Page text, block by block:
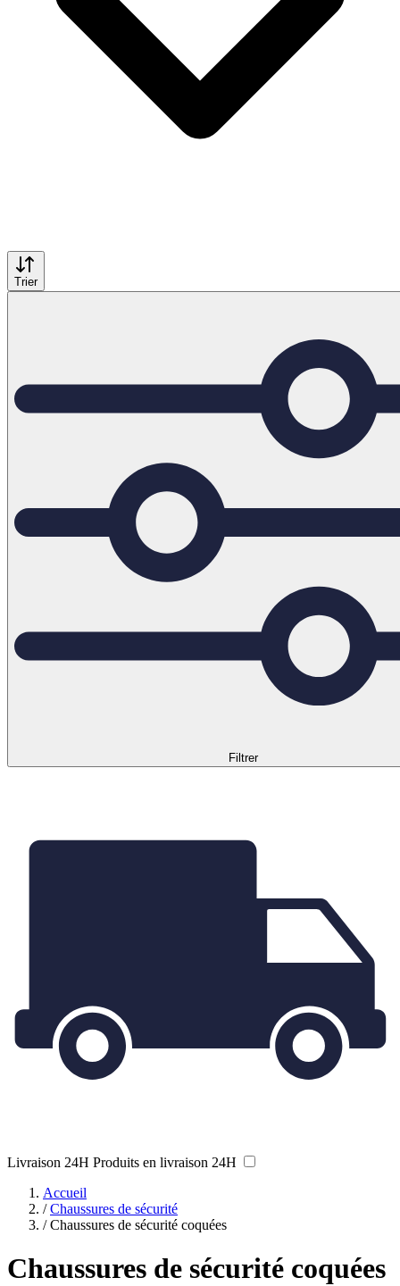
Trier
Filtrer
Livraison 24H Produits en livraison 24H
Accueil
/ Chaussures de sécurité
/ Chaussures de sécurité coquées
Chaussures de sécurité coquées